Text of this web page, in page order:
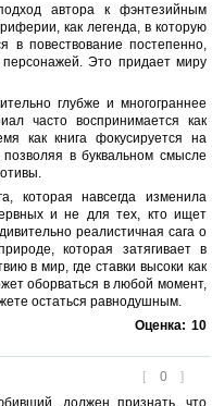
автора к фэнтезийным
как легенда, в которую
в повествование постепенно,
Это придает миру
глубже и многограннее
часто воспринимается как
как книга фокусируется на
в буквальном смысле
которая навсегда изменила
и не для тех, кто ищет
реалистичная сага о
которая затягивает в
в мир, где ставки высоки как
оборваться в любой момент,
остаться равнодушным.
Оценка: 10
[ 0 ]
должен признать, что